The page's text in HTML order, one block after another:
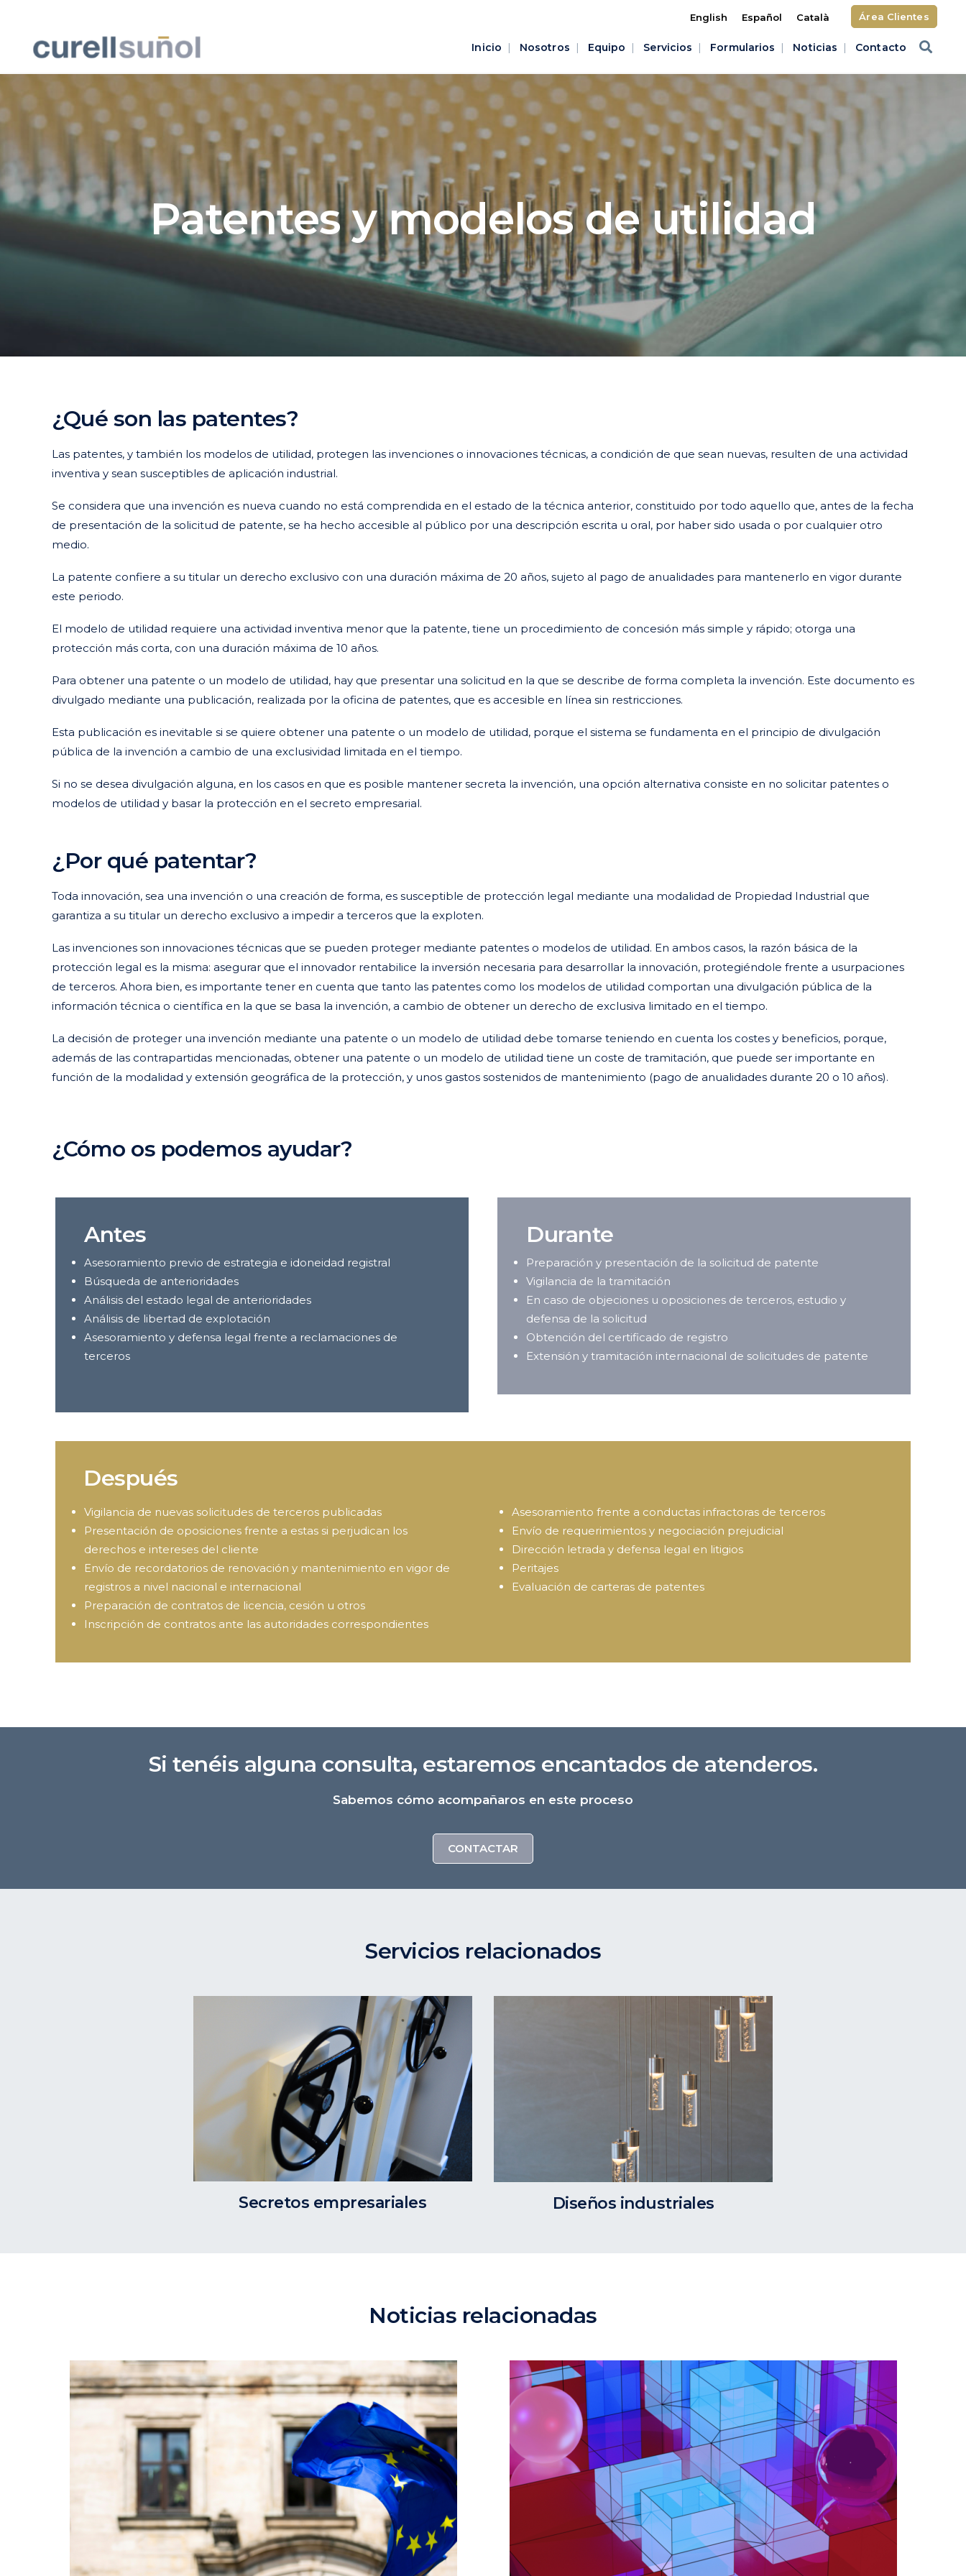
English Español Català Área Clientes
Inicio Nosotros Equipo Servicios Formularios Noticias Contacto
Patentes y modelos de utilidad
¿Qué son las patentes?
Las patentes, y también los modelos de utilidad, protegen las invenciones o innovaciones técnicas, a condición de que sean nuevas, resulten de una actividad
inventiva y sean susceptibles de aplicación industrial.
Se considera que una invención es nueva cuando no está comprendida en el estado de la técnica anterior, constituido por todo aquello que, antes de la fecha
de presentación de la solicitud de patente, se ha hecho accesible al público por una descripción escrita u oral, por haber sido usada o por cualquier otro
medio.
La patente confiere a su titular un derecho exclusivo con una duración máxima de 20 años, sujeto al pago de anualidades para mantenerlo en vigor durante
este periodo.
El modelo de utilidad requiere una actividad inventiva menor que la patente, tiene un procedimiento de concesión más simple y rápido; otorga una
protección más corta, con una duración máxima de 10 años.
Para obtener una patente o un modelo de utilidad, hay que presentar una solicitud en la que se describe de forma completa la invención. Este documento es
divulgado mediante una publicación, realizada por la oficina de patentes, que es accesible en línea sin restricciones.
Esta publicación es inevitable si se quiere obtener una patente o un modelo de utilidad, porque el sistema se fundamenta en el principio de divulgación
pública de la invención a cambio de una exclusividad limitada en el tiempo.
Si no se desea divulgación alguna, en los casos en que es posible mantener secreta la invención, una opción alternativa consiste en no solicitar patentes o
modelos de utilidad y basar la protección en el secreto empresarial.
¿Por qué patentar?
Toda innovación, sea una invención o una creación de forma, es susceptible de protección legal mediante una modalidad de Propiedad Industrial que
garantiza a su titular un derecho exclusivo a impedir a terceros que la exploten.
Las invenciones son innovaciones técnicas que se pueden proteger mediante patentes o modelos de utilidad. En ambos casos, la razón básica de la
protección legal es la misma: asegurar que el innovador rentabilice la inversión necesaria para desarrollar la innovación, protegiéndole frente a usurpaciones
de terceros. Ahora bien, es importante tener en cuenta que tanto las patentes como los modelos de utilidad comportan una divulgación pública de la
información técnica o científica en la que se basa la invención, a cambio de obtener un derecho de exclusiva limitado en el tiempo.
La decisión de proteger una invención mediante una patente o un modelo de utilidad debe tomarse teniendo en cuenta los costes y beneficios, porque,
además de las contrapartidas mencionadas, obtener una patente o un modelo de utilidad tiene un coste de tramitación, que puede ser importante en
función de la modalidad y extensión geográfica de la protección, y unos gastos sostenidos de mantenimiento (pago de anualidades durante 20 o 10 años).
¿Cómo os podemos ayudar?
Antes
Asesoramiento previo de estrategia e idoneidad registral
Búsqueda de anterioridades
Análisis del estado legal de anterioridades
Análisis de libertad de explotación
Asesoramiento y defensa legal frente a reclamaciones de
terceros
Durante
Preparación y presentación de la solicitud de patente
Vigilancia de la tramitación
En caso de objeciones u oposiciones de terceros, estudio y
defensa de la solicitud
Obtención del certificado de registro
Extensión y tramitación internacional de solicitudes de patente
Después
Vigilancia de nuevas solicitudes de terceros publicadas
Presentación de oposiciones frente a estas si perjudican los
derechos e intereses del cliente
Envío de recordatorios de renovación y mantenimiento en vigor de
registros a nivel nacional e internacional
Preparación de contratos de licencia, cesión u otros
Inscripción de contratos ante las autoridades correspondientes
Asesoramiento frente a conductas infractoras de terceros
Envío de requerimientos y negociación prejudicial
Dirección letrada y defensa legal en litigios
Peritajes
Evaluación de carteras de patentes
Si tenéis alguna consulta, estaremos encantados de atenderos.
Sabemos cómo acompañaros en este proceso
CONTACTAR
Servicios relacionados
Secretos empresariales Diseños industriales
Noticias relacionadas